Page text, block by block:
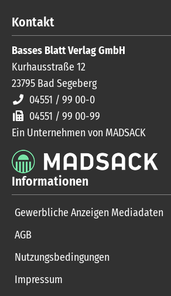
Kontakt
Basses Blatt Verlag GmbH
Kurhausstraße 12
23795 Bad Segeberg
04551 / 99 00-0
04551 / 99 00-99
Ein Unternehmen von MADSACK
Informationen
Gewerbliche Anzeigen Mediadaten
AGB
Nutzungsbedingungen
Impressum